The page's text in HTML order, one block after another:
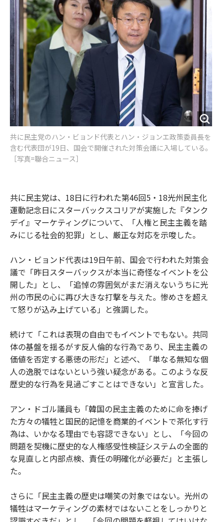
共に民主党のハン・ビョンド代表とハン・ジョンエ政策委員長を
含む代表団が19日、国会で開催された対策会議に入場している。
［写真=聯合ニュース］
共に民主党は、18日に行われた第46回5・18光州民主化
運動記念日にスターバックスコリアが実施した『タンク
デイ』マーケティングについて、「人権と民主主義を踏
みにじる社会的犯罪」とし、厳正な対応を示唆した。
ハン・ビョンド代表は19日午前、国会で行われた対策会
議で「昨日スターバックスが本当に奇怪なイベントを公
開した」とし、「追悼の雰囲気がまだ消えないうちに光
州の市民の心に再び大きな打撃を与えた。惨めさを超え
て怒りが込み上げている」と強調した。
続けて「これは表現の自由でもイベントでもない。共同
体の基盤を揺るがす反人倫的な行為であり、民主主義の
価値を否定する悪徳の形だ」と述べ、「単なる無知な個
人の逸脱ではないという強い疑念がある。このような反
歴史的な行為を見過ごすことはできない」と宣言した。
アン・ドゴル議員も「韓国の民主主義のために命を捧げ
た方々の犠牲と国民的記憶を商業的イベントで茶化す行
為は、いかなる理由でも容認できない」とし、「今回の
問題を契機に歴史的な人権感受性検証システムの全面的
な見直しと内部点検、責任の明確化が必要だ」と主張し
た。
さらに「民主主義の歴史は嘲笑の対象ではない。光州の
犠牲はマーケティングの素材ではないことをしっかりと